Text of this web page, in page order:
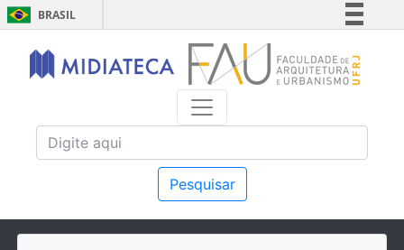
BRASIL
Simplifique!
Comunica BR
Acesso à informação
Pesquisar